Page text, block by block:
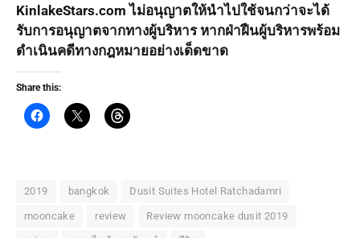
KinlakeStars.com ไม่อนุญาตให้นำไปใช้จนกว่าจะได้
รับการอนุญาตจากทางผู้บริหาร หากฝ่าฝืนผู้บริหารพร้อม
ดำเนินคดีทางกฎหมายอย่างเด็ดขาด
Share this:
2019 bangkok Dusit Suites Hotel Ratchadamri
mooncake review Review mooncake dusit 2019